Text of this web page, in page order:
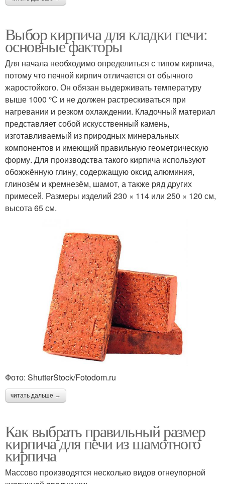
Выбор кирпича для кладки печи:
основные факторы
Для начала необходимо определиться с типом кирпича,
потому что печной кирпич отличается от обычного
жаростойкого. Он обязан выдерживать температуру
выше 1000 °С и не должен растрескиваться при
нагревании и резком охлаждении. Кладочный материал
представляет собой искусственный камень,
изготавливаемый из природных минеральных
компонентов и имеющий правильную геометрическую
форму. Для производства такого кирпича используют
обожжённую глину, содержащую оксид алюминия,
глинозём и кремнезём, шамот, а также ряд других
примесей. Размеры изделий 230 × 114 или 250 × 120 см,
высота 65 см.
Фото: ShutterStock/Fotodom.ru
читать дальше →
Как выбрать правильный размер
кирпича для печи из шамотного
кирпича
Массово производятся несколько видов огнеупорной